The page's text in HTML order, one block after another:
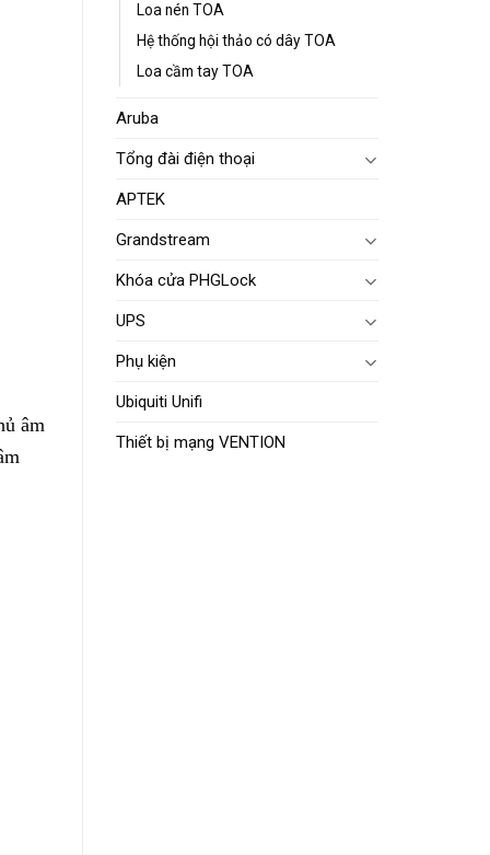
Loa nén TOA
Hệ thống hội thảo có dây TOA
Loa cầm tay TOA
Aruba
Tổng đài điện thoại
APTEK
Grandstream
Khóa cửa PHGLock
UPS
Phụ kiện
Ubiquiti Unifi
Thiết bị mạng VENTION